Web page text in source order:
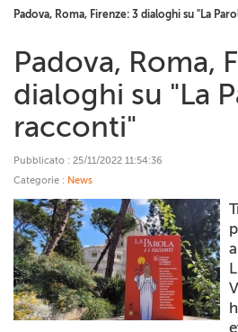
PAPA
VATICANO
CHIESA
RIVISTE
CEI
AUTORI
Padova, Roma, Firenze: 3 dialoghi su "La
Padova, Roma,
dialoghi su "La
racconti"
Pubblicato : 25/11/2022 11:54:36
Categorie : News